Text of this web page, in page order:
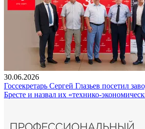
30.06.2026
Госсекретарь Сергей Глазьев посетил
Бресте и назвал их «технико-